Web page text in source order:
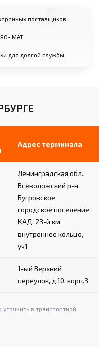
фиксации
типы
поставщиков
МАТ
для долгой службы
Адрес терминала
Ленинградская обл.,
Всеволожский р-н,
Бугровское
городское поселение,
КАД, 23-й км,
внутреннее кольцо,
уч1
1-ый Верхний
переулок, д.10, корп.3
в транспортной